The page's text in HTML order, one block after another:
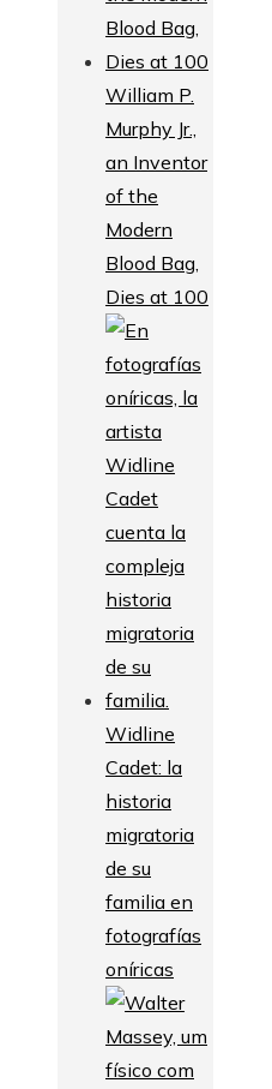
William P.
Murphy Jr.,
an Inventor
of the
Modern
Blood Bag,
Dies at 100
Widline
Cadet: la
historia
migratoria
de su
familia en
fotografías
oníricas